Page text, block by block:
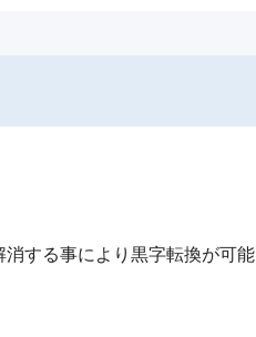
する事により黒字転換が可能